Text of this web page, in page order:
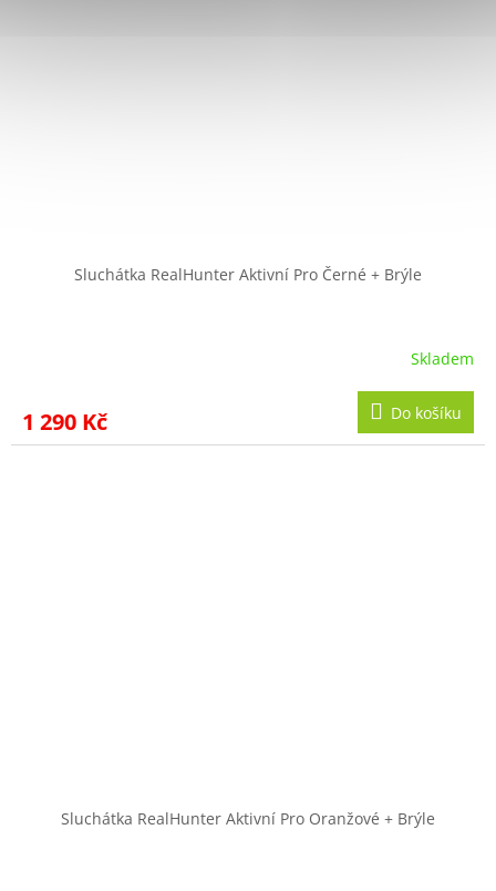
Sluchátka RealHunter Aktivní Pro Černé + Brýle
Skladem
1 290 Kč Do košíku
Sluchátka RealHunter Aktivní Pro Oranžové + Brýle